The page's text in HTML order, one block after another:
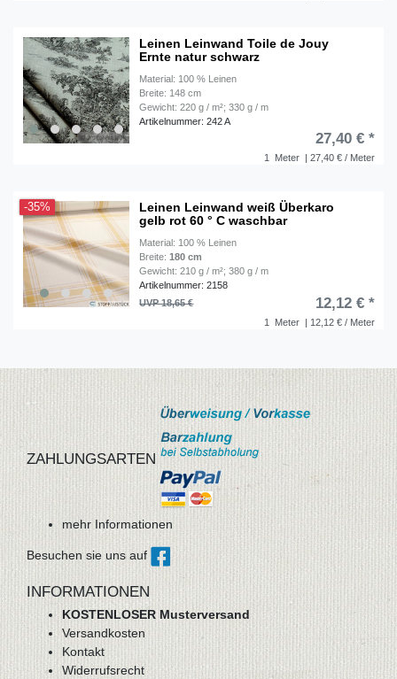
Leinen Leinwand Toile de Jouy
Ernte natur schwarz
Material: 100 % Leinen
Breite: 148 cm
Gewicht: 220 g / m²; 330 g / m
Artikelnummer: 242 A
1 Meter | 27,40 € / Meter
27,40 € *
-35%
Leinen Leinwand weiß Überkaro
gelb rot 60 ° C waschbar
Material: 100 % Leinen
Breite:180 cm
Gewicht: 210 g / m²; 380 g / m
Artikelnummer: 2158
1 Meter | 12,12 € / Meter
UVP 18,65 € 12,12 € *
ZAHLUNGSARTEN
mehr Informationen
Besuchen sie uns auf
INFORMATIONEN
KOSTENLOSER Musterversand
Versandkosten
Kontakt
Widerrufsrecht